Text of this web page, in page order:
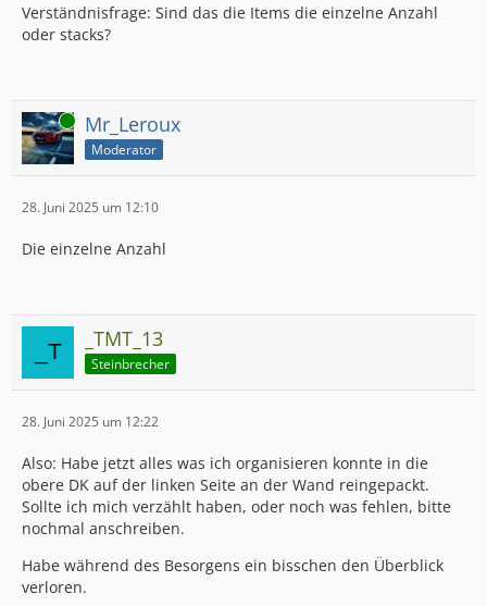
Verständnisfrage: Sind das die Items die einzelne Anzahl
oder stacks?
Online Mr_Leroux
Moderator
28. Juni 2025 um 12:10
Die einzelne Anzahl
_TMT_13
Steinbrecher
28. Juni 2025 um 12:22
Also: Habe jetzt alles was ich organisieren konnte in die
obere DK auf der linken Seite an der Wand reingepackt.
Sollte ich mich verzählt haben, oder noch was fehlen, bitte
nochmal anschreiben.
Habe während des Besorgens ein bisschen den Überblick
verloren.